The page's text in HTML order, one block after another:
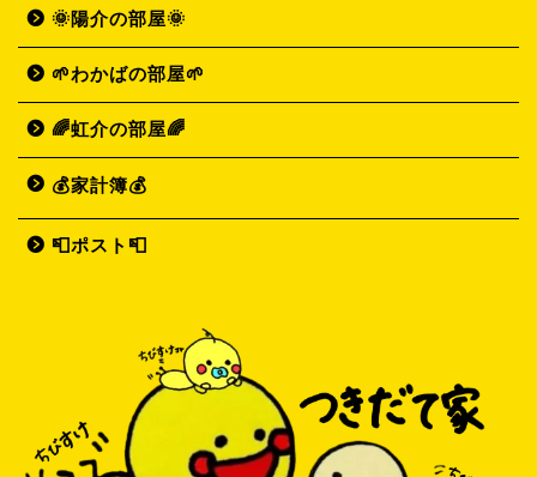
🌞陽介の部屋🌞
🌱わかばの部屋🌱
🌈虹介の部屋🌈
💰家計簿💰
📮ポスト📮